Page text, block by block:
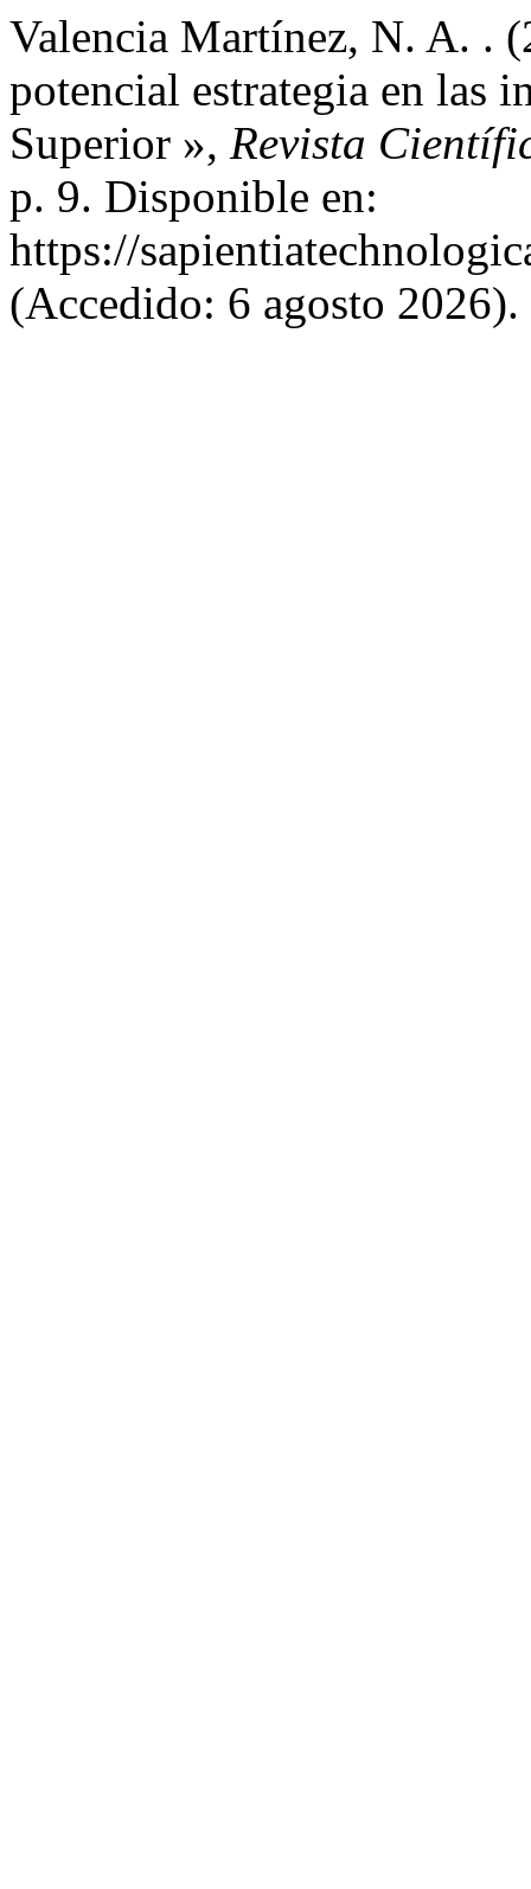
Valencia Martínez, N. A. .
potencial estrategia en las
Superior », Revista
p. 9. Disponible en:
https://
(Accedido: 6 agosto 2026).